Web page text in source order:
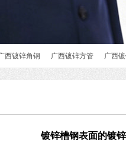
西镀锌角钢 广西镀锌方管 广西
镀锌槽钢表面的镀